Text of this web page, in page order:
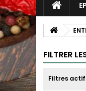
FILTRER
Filtres